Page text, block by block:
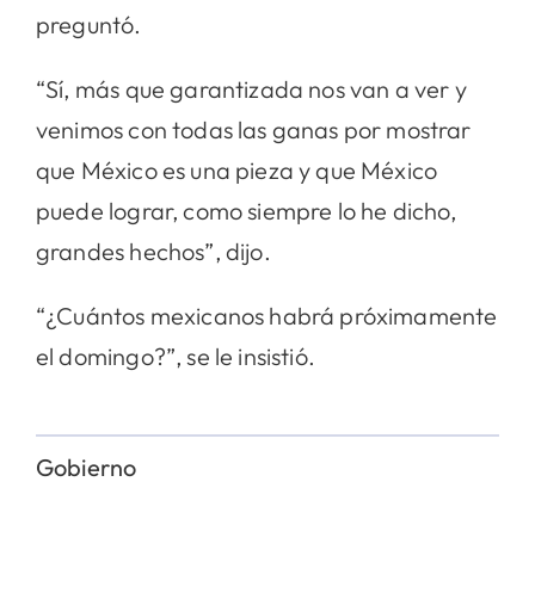
preguntó.
“Sí, más que garantizada nos van a ver y
venimos con todas las ganas por mostrar
que México es una pieza y que México
puede lograr, como siempre lo he dicho,
grandes hechos”, dijo.
“¿Cuántos mexicanos habrá próximamente
el domingo?”, se le insistió.
Gobierno